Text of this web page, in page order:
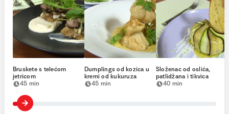
Bruskete s telećom
jetricom
45 min
Dumplings od kozica u
kremi od kukuruza
45 min
Složenac od oslića,
patlidžana i tikvica
40 min